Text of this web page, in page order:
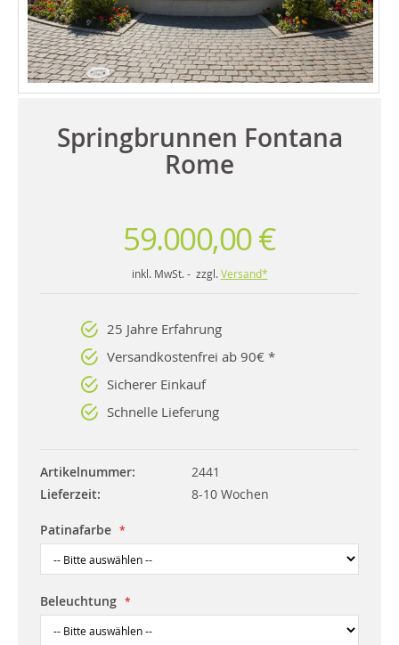
Springbrunnen Fontana
Rome
59.000,00 €
inkl. MwSt. - zzgl. Versand*
25 Jahre Erfahrung
Versandkostenfrei ab 90€ *
Sicherer Einkauf
Schnelle Lieferung
Artikelnummer
2441
Lieferzeit
8-10 Wochen
Patinafarbe
Beleuchtung